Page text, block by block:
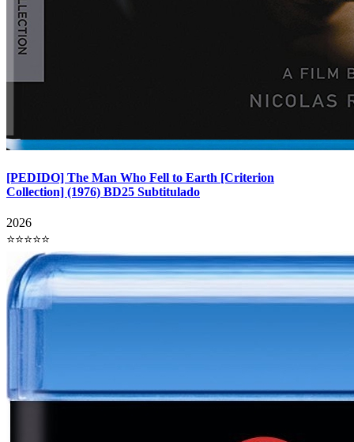
[PEDIDO] The Man Who Fell to Earth [Criterion
Collection] (1976) BD25 Subtitulado
2026
⭐⭐⭐⭐⭐